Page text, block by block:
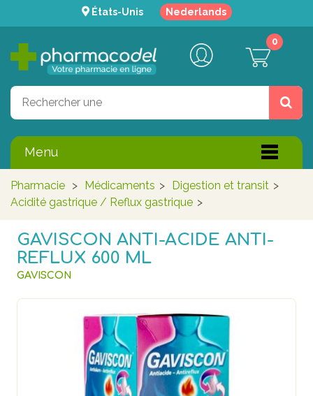
États-Unis Nederlands
0
Menu
Pharmacie > Médicaments > Digestion et transit >
Acidité gastrique / Reflux gastrique >
GAVISCON ANTI-ACIDE ANTI-
REFLUX 600 ML
GAVISCON